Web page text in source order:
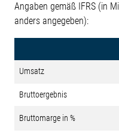
Angaben gemäß IFRS (in
anders angegeben):
Umsatz
Bruttoergebnis
Bruttomarge in %